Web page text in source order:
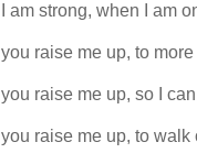
I am strong, when I am
you raise me up, to
you raise me up, so I
you raise me up, to walk